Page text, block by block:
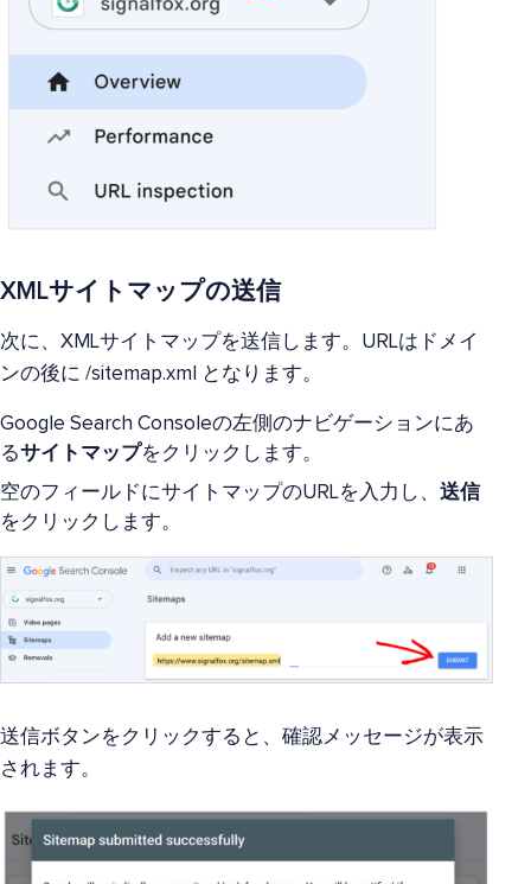
XMLサイトマップの送信
次に、XMLサイトマップを送信します。URLはドメイ
ンの後に /sitemap.xml となります。
Google Search Consoleの左側のナビゲーションにあ
るサイトマップをクリックします。
空のフィールドにサイトマップのURLを入力し、 送信
をクリックします。
送信ボタンをクリックすると、確認メッセージが表示
されます。